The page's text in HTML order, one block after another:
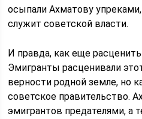
осыпали Ахматову
служит советской власти.
И правда, как еще
Эмигранты расценивали
верности родной земле, но
советское правительство.
эмигрантов предателями, а